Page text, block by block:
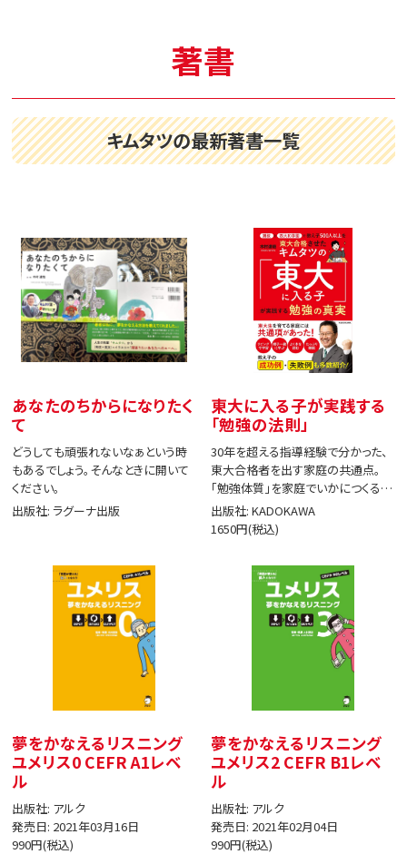
著書
キムタツの最新著書一覧
あなたのちからになりたく
て
どうしても頑張れないなぁという時
もあるでしょう。そんなときに開いて
ください。
出版社: ラグーナ出版
東大に入る子が実践する
「勉強の法則」
30年を超える指導経験で分かった、
東大合格者を出す家庭の共通点。
「勉強体質」を家庭でいかにつくる
か。
出版社: KADOKAWA
1650円(税込)
夢をかなえるリスニング
ユメリス0 CEFR A1レベ
ル
出版社: アルク
発売日: 2021年03月16日
990円(税込)
夢をかなえるリスニング
ユメリス2 CEFR B1レベ
ル
出版社: アルク
発売日: 2021年02月04日
990円(税込)